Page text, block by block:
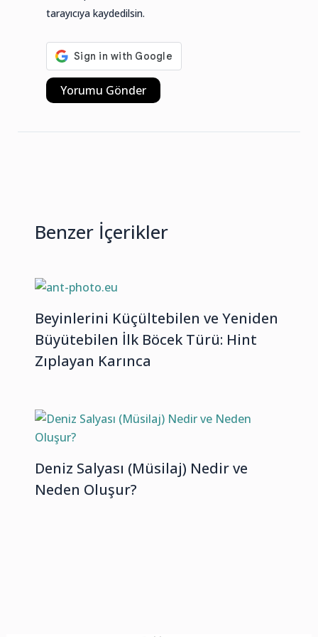
tarayıcıya kaydedilsin.
Benzer İçerikler
Beyinlerini Küçültebilen ve Yeniden
Büyütebilen İlk Böcek Türü: Hint
Zıplayan Karınca
Deniz Salyası (Müsilaj) Nedir ve
Neden Oluşur?